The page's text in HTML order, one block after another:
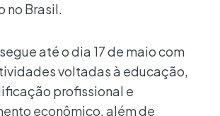
no Brasil.
até o dia 17 de maio com
voltadas à educação,
profissional e
econômico, além de